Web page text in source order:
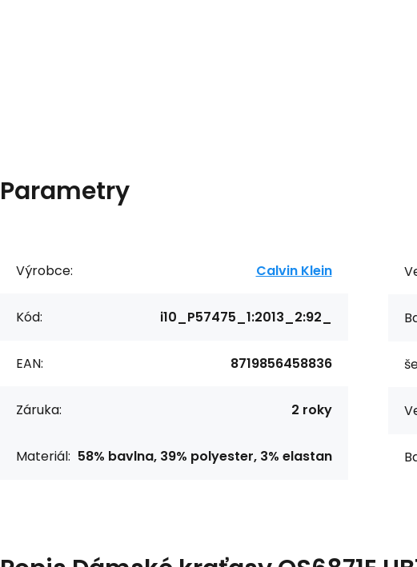
Parametry
Výrobce: Calvin Klein
Kód: i10_P57475_1:2013_2:92_
EAN: 8719856458836
Záruka: 2 roky
Materiál: 58% bavlna, 39% polyester, 3% elastan